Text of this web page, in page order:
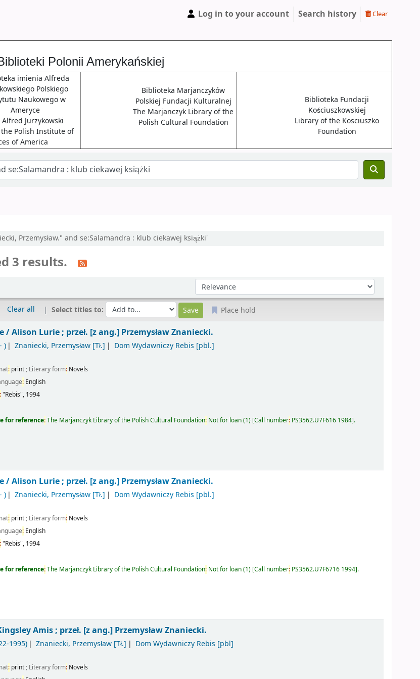
Log in to your account Search history Clear
Polonii Amerykańskiej
imienia Alfreda
Polskiego
Naukowego w
Ameryce
Alfred Jurzykowski
Polish Institute of
of America
Biblioteka Marjanczyków
Polskiej Fundacji Kulturalnej
The Marjanczyk Library of the
Polish Cultural Foundation
Biblioteka Fundacji
Kościuszkowskiej
Library of the Kosciuszko
Foundation
Przemysław." and se:Salamandra : klub ciekawej książki'
3 results.
Sort by:
Clear all Select titles to: Place hold
/Alison Lurie ; przeł. [z ang.] Przemysław Znaniecki.
) Znaniecki, Przemysław [Tł.] Dom Wydawniczy Rebis [pbl.]
: print; Literary form: Novels
: English
:"Rebis", 1994
for reference:The Marjanczyk Library of the Polish Cultural Foundation: Not for loan(1) Call number: PS3562.U7F616 1984 .
/Alison Lurie ; przeł. [z ang.] Przemysław Znaniecki.
) Znaniecki, Przemysław [Tł.] Dom Wydawniczy Rebis [pbl.]
: print; Literary form: Novels
: English
:"Rebis", 1994
for reference:The Marjanczyk Library of the Polish Cultural Foundation: Not for loan(1) Call number: PS3562.U7F6716 1994 .
Amis ; przeł. [z ang.] Przemysław Znaniecki.
1995) Znaniecki, Przemysław [Tł.] Dom Wydawniczy Rebis [pbl]
: print; Literary form: Novels